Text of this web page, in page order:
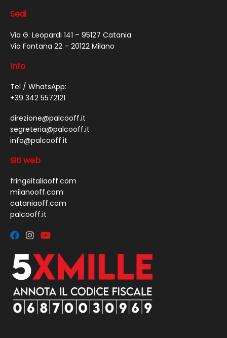
Sedi
Via G. Leopardi 141 – 95127 Catania
Via Fontana 22 – 20122 Milano
Info
Tel / WhatsApp:
+39 342 5572121
direzione@palcooff.it
segreteria@palcooff.it
info@palcooff.it
Siti web
fringeitaliaoff.com
milanooff.com
cataniaoff.com
palcooff.it